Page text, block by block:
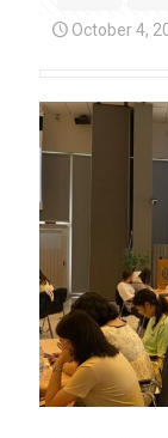
October 4,